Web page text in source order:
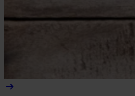
arrow_right_alt